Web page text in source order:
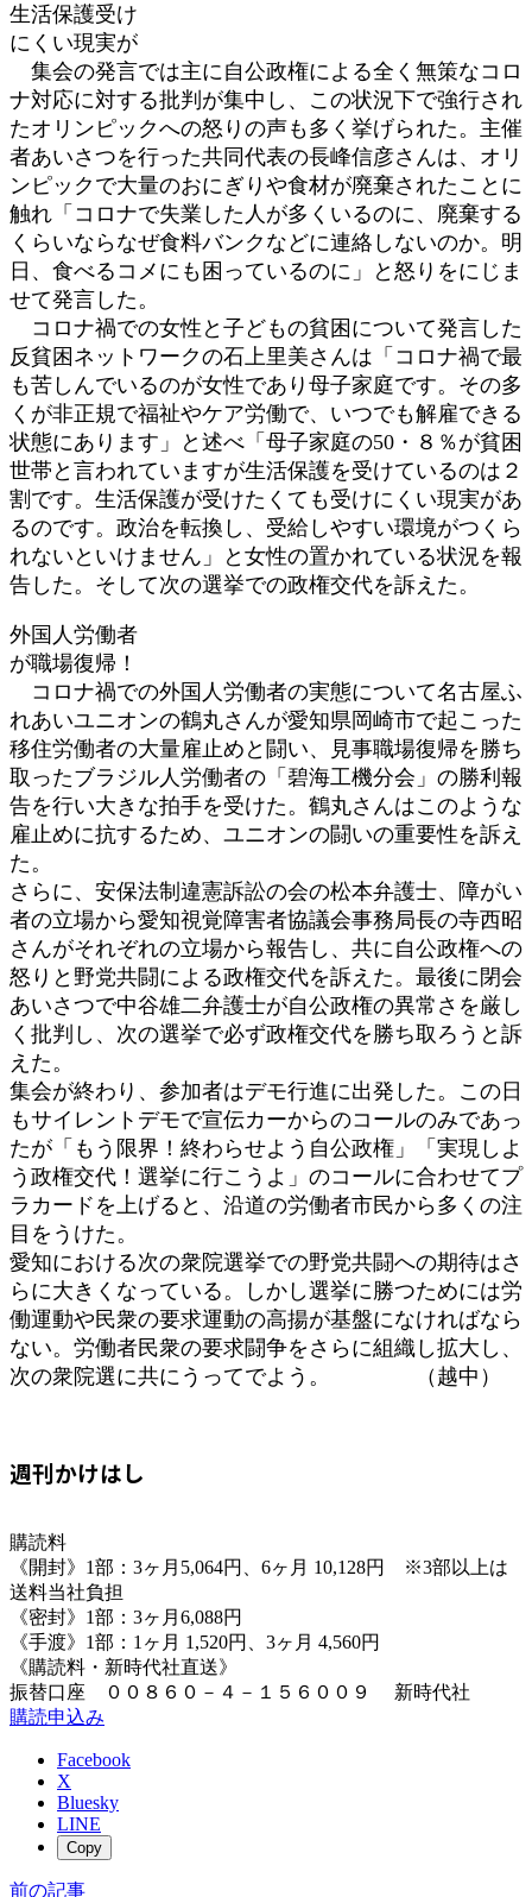
生活保護受け
にくい現実が
集会の発言では主に自公政権による全く無策なコロ
ナ対応に対する批判が集中し、この状況下で強行され
たオリンピックへの怒りの声も多く挙げられた。主催
者あいさつを行った共同代表の長峰信彦さんは、オリ
ンピックで大量のおにぎりや食材が廃棄されたことに
触れ「コロナで失業した人が多くいるのに、廃棄する
くらいならなぜ食料バンクなどに連絡しないのか。明
日、食べるコメにも困っているのに」と怒りをにじま
せて発言した。
コロナ禍での女性と子どもの貧困について発言した
反貧困ネットワークの石上里美さんは「コロナ禍で最
も苦しんでいるのが女性であり母子家庭です。その多
くが非正規で福祉やケア労働で、いつでも解雇できる
状態にあります」と述べ「母子家庭の50・８％が貧困
世帯と言われていますが生活保護を受けているのは２
割です。生活保護が受けたくても受けにくい現実があ
るのです。政治を転換し、受給しやすい環境がつくら
れないといけません」と女性の置かれている状況を報
告した。そして次の選挙での政権交代を訴えた。
外国人労働者
が職場復帰！
コロナ禍での外国人労働者の実態について名古屋ふ
れあいユニオンの鶴丸さんが愛知県岡崎市で起こった
移住労働者の大量雇止めと闘い、見事職場復帰を勝ち
取ったブラジル人労働者の「碧海工機分会」の勝利報
告を行い大きな拍手を受けた。鶴丸さんはこのような
雇止めに抗するため、ユニオンの闘いの重要性を訴え
た。
さらに、安保法制違憲訴訟の会の松本弁護士、障がい
者の立場から愛知視覚障害者協議会事務局長の寺西昭
さんがそれぞれの立場から報告し、共に自公政権への
怒りと野党共闘による政権交代を訴えた。最後に閉会
あいさつで中谷雄二弁護士が自公政権の異常さを厳し
く批判し、次の選挙で必ず政権交代を勝ち取ろうと訴
えた。
集会が終わり、参加者はデモ行進に出発した。この日
もサイレントデモで宣伝カーからのコールのみであっ
たが「もう限界！終わらせよう自公政権」「実現しよ
う政権交代！選挙に行こうよ」のコールに合わせてプ
ラカードを上げると、沿道の労働者市民から多くの注
目をうけた。
愛知における次の衆院選挙での野党共闘への期待はさ
らに大きくなっている。しかし選挙に勝つためには労
働運動や民衆の要求運動の高揚が基盤になければなら
ない。労働者民衆の要求闘争をさらに組織し拡大し、
次の衆院選に共にうってでよう。 （越中）
週刊かけはし
購読料
《開封》1部：3ヶ月5,064円、6ヶ月 10,128円 ※3部以上は
送料当社負担
《密封》1部：3ヶ月6,088円
《手渡》1部：1ヶ月 1,520円、3ヶ月 4,560円
《購読料・新時代社直送》
振替口座 ００８６０－４－１５６００９ 新時代社
購読申込み
Facebook
X
Bluesky
LINE
Copy
前の記事